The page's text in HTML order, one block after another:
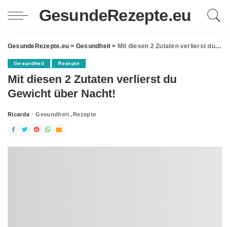
GesundeRezepte.eu
GesundeRezepte.eu > Gesundheit > Mit diesen 2 Zutaten verlierst du Gewicht über Nacht!
Gesundheit Rezepte
Mit diesen 2 Zutaten verlierst du
Gewicht über Nacht!
Posted
Ricarda Gesundheit Rezepte